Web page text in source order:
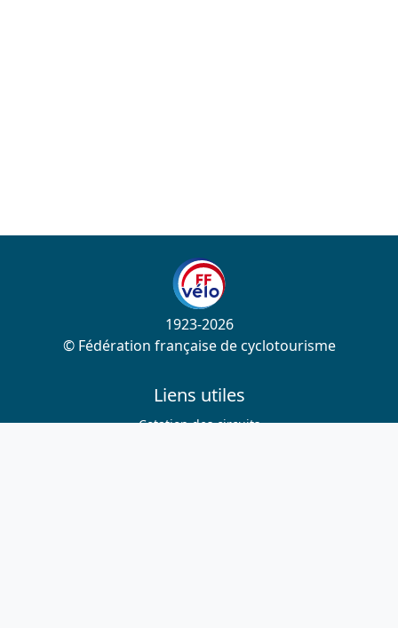
1923-2026
© Fédération française de cyclotourisme
Liens utiles
Cotation des circuits